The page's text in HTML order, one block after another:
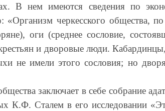
В нем имеются сведения по
черкесского общества,
оги (среднее сословие,
и дворовые люди.
не имели этого сословия; но
заключает в себе собрание
Сталем в его исследовании